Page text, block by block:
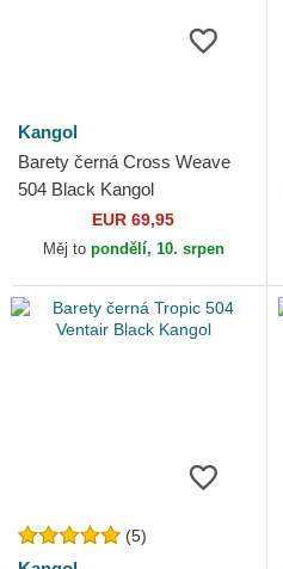
Kangol
Barety černá Cross Weave
504 Black Kangol
EUR 69,95
Měj to pondělí, 10. srpen
(5)